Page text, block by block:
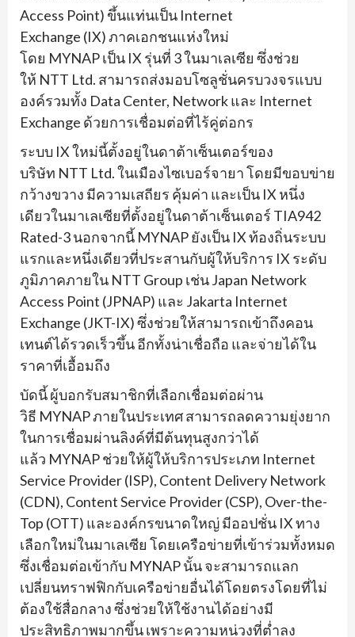
Access Point) ขึ้นแท่นเป็น Internet
Exchange (IX) ภาคเอกชนแห่งใหม่
โดย MYNAP เป็น IX รุ่นที่ 3 ในมาเลเซีย ซึ่งช่วย
ให้ NTT Ltd. สามารถส่งมอบโซลูชั่นครบวงจรแบบ
องค์รวมทั้ง Data Center, Network และ Internet
Exchange ด้วยการเชื่อมต่อที่ไร้คู่ต่อกร
ระบบ IX ใหม่นี้ตั้งอยู่ในดาต้าเซ็นเตอร์ของ
บริษัท NTT Ltd. ในเมืองไซเบอร์จายา โดยมีขอบข่าย
กว้างขวาง มีความเสถียร คุ้มค่า และเป็น IX หนึ่ง
เดียวในมาเลเซียที่ตั้งอยู่ในดาต้าเซ็นเตอร์ TIA942
Rated-3 นอกจากนี้ MYNAP ยังเป็น IX ท้องถิ่นระบบ
แรกและหนึ่งเดียวที่ประสานกับผู้ให้บริการ IX ระดับ
ภูมิภาคภายใน NTT Group เช่น Japan Network
Access Point (JPNAP) และ Jakarta Internet
Exchange (JKT-IX) ซึ่งช่วยให้สามารถเข้าถึงคอน
เทนต์ได้รวดเร็วขึ้น อีกทั้งน่าเชื่อถือ และจ่ายได้ใน
ราคาที่เอื้อมถึง
บัดนี้ ผู้บอกรับสมาชิกที่เลือกเชื่อมต่อผ่าน
วิธี MYNAP ภายในประเทศ สามารถลดความยุ่งยาก
ในการเชื่อมผ่านลิงค์ที่มีต้นทุนสูงกว่าได้
แล้ว MYNAP ช่วยให้ผู้ให้บริการประเภท Internet
Service Provider (ISP), Content Delivery Network
(CDN), Content Service Provider (CSP), Over-the-
Top (OTT) และองค์กรขนาดใหญ่ มีออปชั่น IX ทาง
เลือกใหม่ในมาเลเซีย โดยเครือข่ายที่เข้าร่วมทั้งหมด
ซึ่งเชื่อมต่อเข้ากับ MYNAP นั้น จะสามารถแลก
เปลี่ยนทราฟฟิกกับเครือข่ายอื่นได้โดยตรงโดยที่ไม่
ต้องใช้สื่อกลาง ซึ่งช่วยให้ใช้งานได้อย่างมี
ประสิทธิภาพมากขึ้น เพราะความหน่วงที่ต่ำลง